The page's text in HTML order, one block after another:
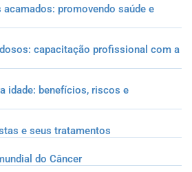
promovendo saúde e
capacitação profissional com a
idade: benefícios, riscos e
e seus tratamentos
do Câncer